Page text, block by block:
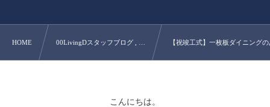
HOME 00LivingDスタッフブログ , … 【祝竣工式】一枚板ダイニング
こんにちは。